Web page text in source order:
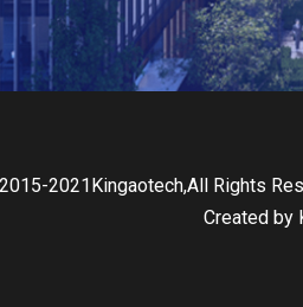
2015-2021Kingaotech,All Rights
Created